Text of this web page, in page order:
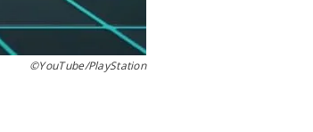
©YouTube/PlayStation